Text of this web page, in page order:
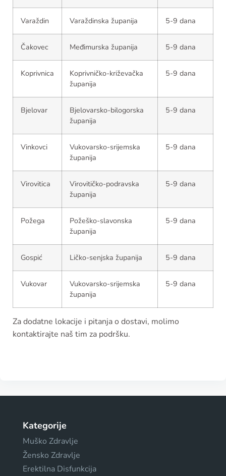
Varaždin Varaždinska županija 5-9 dana
Čakovec Međimurska županija 5-9 dana
Koprivnica
Koprivničko-križevačka
županija
5-9 dana
Bjelovar
Bjelovarsko-bilogorska
županija
5-9 dana
Vinkovci
Vukovarsko-srijemska
županija
5-9 dana
Virovitica
Virovitičko-podravska
županija
5-9 dana
Požega
Požeško-slavonska
županija
5-9 dana
Gospić Ličko-senjska županija 5-9 dana
Vukovar
Vukovarsko-srijemska
županija
5-9 dana
Za dodatne lokacije i pitanja o dostavi, molimo
kontaktirajte naš tim za podršku.
Kategorije
Muško Zdravlje
Žensko Zdravlje
Erektilna Disfunkcija